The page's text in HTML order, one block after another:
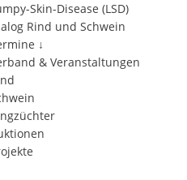
Skin-Disease (LSD)
Rind und Schwein
↓
& Veranstaltungen